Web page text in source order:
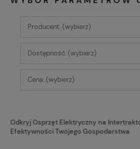
Producent: (wybierz)
Dostępność: (wybierz)
Cena: (wybierz)
Odkryj Osprzęt Elektryczny na
Efektywności Twojego Gospodarstwa